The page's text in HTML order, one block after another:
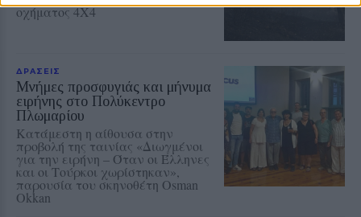
οχήματος 4Χ4
ΔΡΑΣΕΙΣ
Μνήμες προσφυγιάς και μήνυμα
ειρήνης στο Πολύκεντρο
Πλωμαρίου
Κατάμεστη η αίθουσα στην
προβολή της ταινίας «Διωγμένοι
για την ειρήνη – Όταν οι Έλληνες
και οι Τούρκοι χωρίστηκαν»,
παρουσία του σκηνοθέτη Osman
Okkan